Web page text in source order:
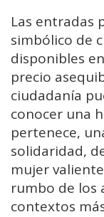
Las entradas
simbólico de
disponibles
precio
ciudadanía
conocer una
pertenece,
solidaridad,
mujer
rumbo de los
contextos